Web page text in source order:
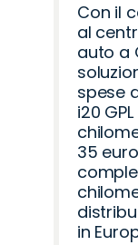
Con il
al
auto a
spese
i20
35
in